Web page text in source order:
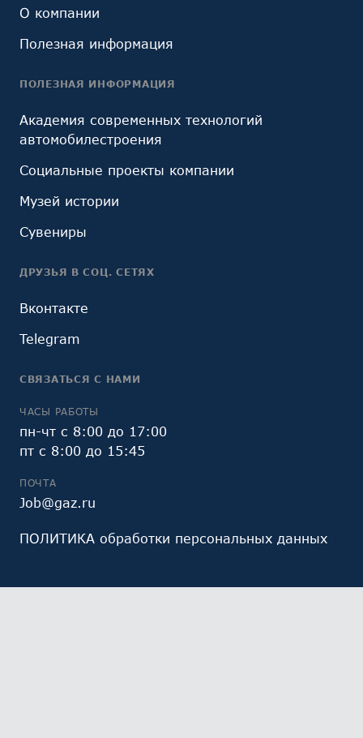
О компании
Полезная информация
ПОЛЕЗНАЯ ИНФОРМАЦИЯ
Академия современных технологий
автомобилестроения
Социальные проекты компании
Музей истории
Сувениры
ДРУЗЬЯ В СОЦ. СЕТЯХ
Вконтакте
Telegram
СВЯЗАТЬСЯ С НАМИ
ЧАСЫ РАБОТЫ
пн-чт с 8:00 до 17:00
пт с 8:00 до 15:45
ПОЧТА
Job@gaz.ru
ПОЛИТИКА обработки персональных данных